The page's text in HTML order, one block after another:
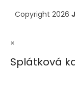
Copyright 2026
×
Splátková